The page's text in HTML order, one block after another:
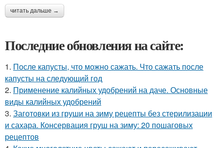
читать дальше →
Последние обновления на сайте:
1. После капусты, что можно сажать. Что сажать после
капусты на следующий год
2. Применение калийных удобрений на даче. Основные
виды калийных удобрений
3. Заготовки из груши на зиму рецепты без стерилизации
и сахара. Консервация груш на зиму: 20 пошаговых
рецептов